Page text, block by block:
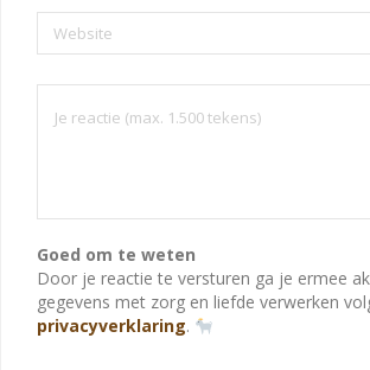
Website
Goed om te weten
Door je reactie te versturen ga je ermee
gegevens met zorg en liefde verwerken
privacyverklaring.